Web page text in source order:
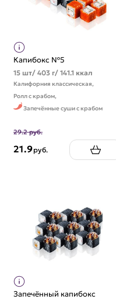
Капибокс №5
15 шт/ 403 г/ 141.1 ккал
Калифорния классическая,
Ролл с крабом,
Запечённые суши с крабом
29.2 руб.
21.9руб.
Запечённый капибокс